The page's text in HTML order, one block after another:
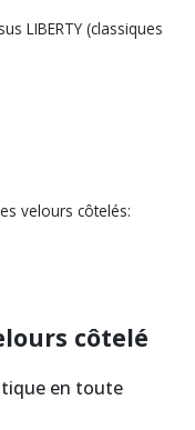
LIBERTY (classiques
velours côtelés:
côtelé
en toute